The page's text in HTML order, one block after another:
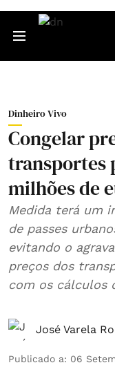
Dinheiro Vivo
Congelar
transportes
milhões de
Medida terá um
de passes
evitando o
preços dos
com os cálculos
José Varela
Publicado a: 06